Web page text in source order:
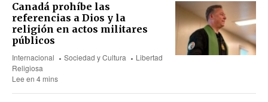
Canadá prohíbe las
referencias a Dios y la
religión en actos militares
públicos
Internacional Sociedad y Cultura
Libertad
Religiosa
Lee en 4 mins